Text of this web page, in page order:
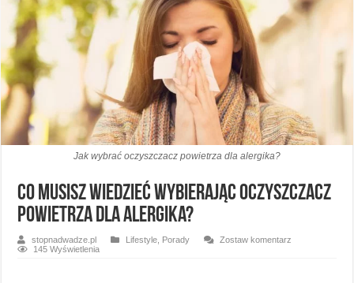
Jak wybrać oczyszczacz powietrza dla alergika?
Co musisz wiedzieć wybierając oczyszczacz
powietrza dla alergika?
stopnadwadze.pl Lifestyle Porady
Zostaw komentarz
145 Wyświetlenia